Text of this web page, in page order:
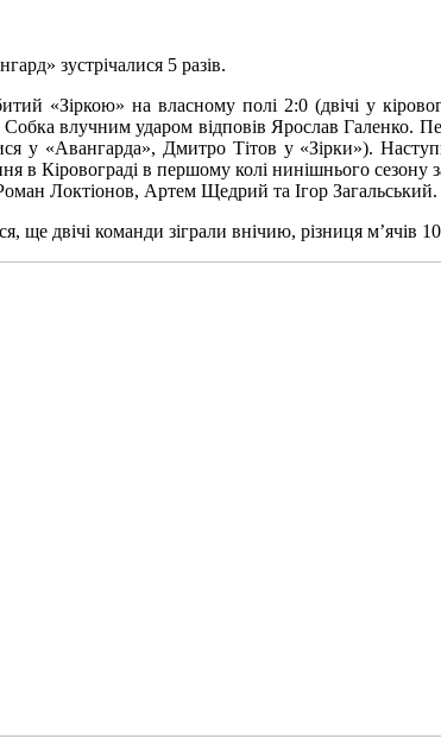
зустрічалися 5 разів.
«Зіркою» на власному полі 2:0 (двічі у
влучним ударом відповів Ярослав Галенко.
у «Авангарда», Дмитро Тітов у «Зірки»).
в Кіровограді в першому колі нинішнього
Локтіонов, Артем Щедрий та Ігор
ще двічі команди зіграли внічию, різниця м’ячів